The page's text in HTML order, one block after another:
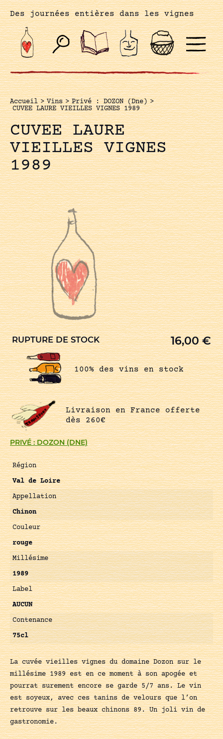
Des journées entières dans les vignes
Accueil > Vins > Privé : DOZON (Dne) >
CUVEE LAURE VIEILLES VIGNES 1989
CUVEE LAURE
VIEILLES VIGNES
1989
PRIVÉ : DOZON (DNE)
Région
Val de Loire
Appellation
Chinon
Couleur
rouge
Millésime
1989
Label
AUCUN
Contenance
75cl
La cuvée vieilles vignes du domaine Dozon sur le
millésime 1989 est en ce moment à son apogée et
pourrat surement encore se garde 5/7 ans. Le vin
est soyeux, avec ces tanins de velours que l’on
retrouve sur les beaux chinons 89. Un joli vin de
gastronomie.
RUPTURE DE STOCK 16,00€
100% des vins en stock
Livraison en France offerte
dès 260€